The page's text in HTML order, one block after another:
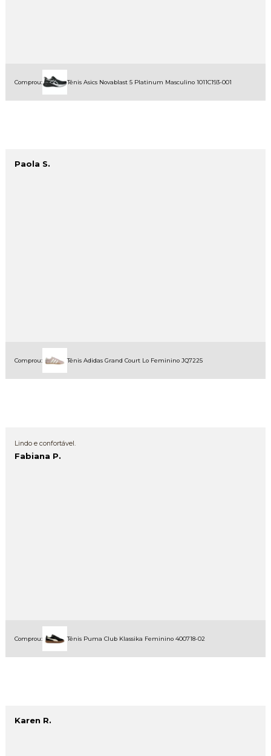
Comprou: Tênis Asics Novablast 5 Platinum Masculino 1011C193-001
Paola S.
Comprou: Tênis Adidas Grand Court Lo Feminino JQ7225
Lindo e confortável.
Fabiana P.
Comprou: Tênis Puma Club Klassika Feminino 400718-02
Karen R.